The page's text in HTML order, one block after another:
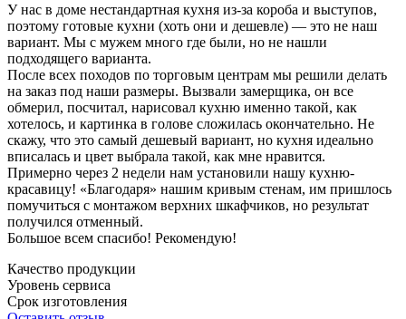
У нас в доме нестандартная кухня из-за короба и выступов,
поэтому готовые кухни (хоть они и дешевле) — это не наш
вариант. Мы с мужем много где были, но не нашли
подходящего варианта.
После всех походов по торговым центрам мы решили делать
на заказ под наши размеры. Вызвали замерщика, он все
обмерил, посчитал, нарисовал кухню именно такой, как
хотелось, и картинка в голове сложилась окончательно. Не
скажу, что это самый дешевый вариант, но кухня идеально
вписалась и цвет выбрала такой, как мне нравится.
Примерно через 2 недели нам установили нашу кухню-
красавицу! «Благодаря» нашим кривым стенам, им пришлось
помучиться с монтажом верхних шкафчиков, но результат
получился отменный.
Большое всем спасибо! Рекомендую!
Качество продукции
Уровень сервиса
Срок изготовления